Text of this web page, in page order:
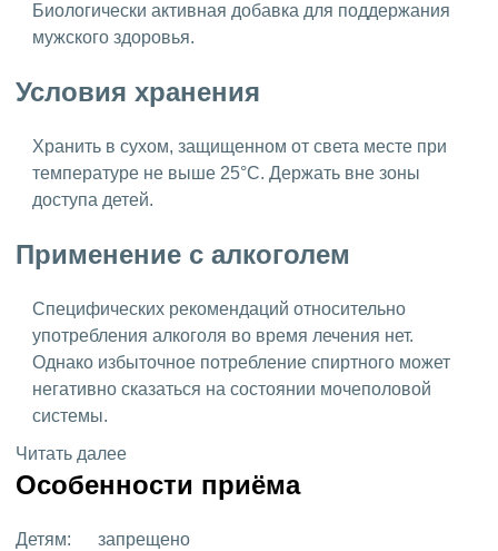
Биологически активная добавка для поддержания
мужского здоровья.
Условия хранения
Хранить в сухом, защищенном от света месте при
температуре не выше 25°C. Держать вне зоны
доступа детей.
Применение с алкоголем
Специфических рекомендаций относительно
употребления алкоголя во время лечения нет.
Однако избыточное потребление спиртного может
негативно сказаться на состоянии мочеполовой
системы.
Читать далее
Особенности приёма
Детям:
запрещено